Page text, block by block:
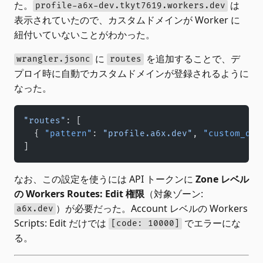
た。 profile-a6x-dev.tkyt7619.workers.dev は
表示されていたので、カスタムドメインが Worker に
紐付いていないことがわかった。
wrangler.jsonc に routes を追加することで、デ
プロイ時に自動でカスタムドメインが登録されるように
なった。
"routes" : [
  {
"pattern" : "profile.a6x.dev" ,
なお、この設定を使うには API トークンに Zone レベル
の Workers Routes: Edit 権限 （対象ゾーン:
a6x.dev ）が必要だった。Account レベルの Workers
Scripts: Edit だけでは
[code: 10000]
でエラーにな
る。